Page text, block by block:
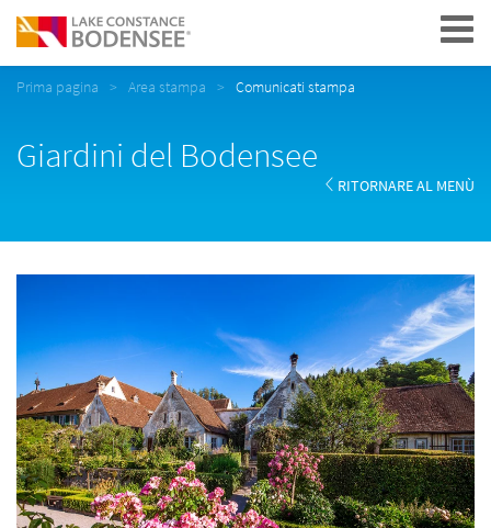
Navigation
Prima pagina Area stampa Comunicati stampa
Giardini del Bodensee
RITORNARE AL MENÙ